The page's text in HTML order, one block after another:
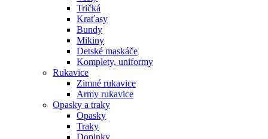
Tričká
Kraťasy
Bundy
Mikiny
Detské maskáče
Komplety, uniformy
Rukavice
Zimné rukavice
Army rukavice
Opasky a traky
Opasky
Traky
Doplnky